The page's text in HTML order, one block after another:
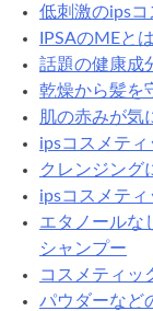
低刺激のips
IPSAのMEと
話題の健康成
乾燥から髪を
肌の赤みが気
ipsコスメテ
クレンジング
ipsコスメテ
エタノールな
シャンプー
コスメティッ
パウダーなど